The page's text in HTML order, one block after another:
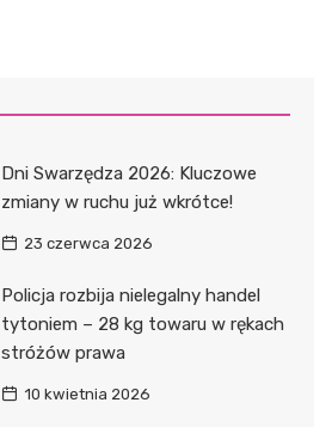
Dni Swarzędza 2026: Kluczowe
zmiany w ruchu już wkrótce!
23 czerwca 2026
Policja rozbija nielegalny handel
tytoniem – 28 kg towaru w rękach
stróżów prawa
10 kwietnia 2026